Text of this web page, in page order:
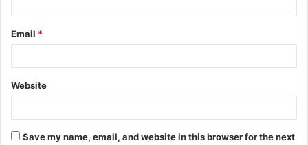
Email *
Website
Save my name, email, and website in this browser for the next